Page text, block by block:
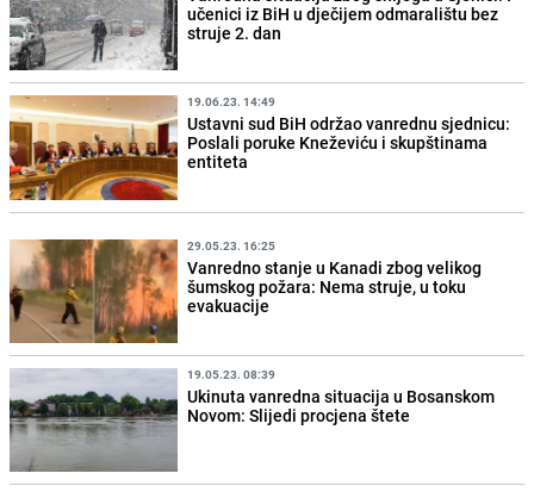
učenici iz BiH u dječijem odmaralištu bez
struje 2. dan
19.06.23. 14:49
Ustavni sud BiH održao vanrednu sjednicu:
Poslali poruke Kneževiću i skupštinama
entiteta
29.05.23. 16:25
Vanredno stanje u Kanadi zbog velikog
šumskog požara: Nema struje, u toku
evakuacije
19.05.23. 08:39
Ukinuta vanredna situacija u Bosanskom
Novom: Slijedi procjena štete